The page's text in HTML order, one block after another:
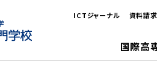
ICTジャーナル 資料請求
国際高